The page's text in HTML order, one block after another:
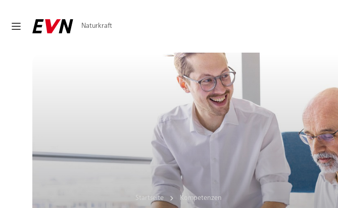
Naturkraft
Startseite Kompetenzen